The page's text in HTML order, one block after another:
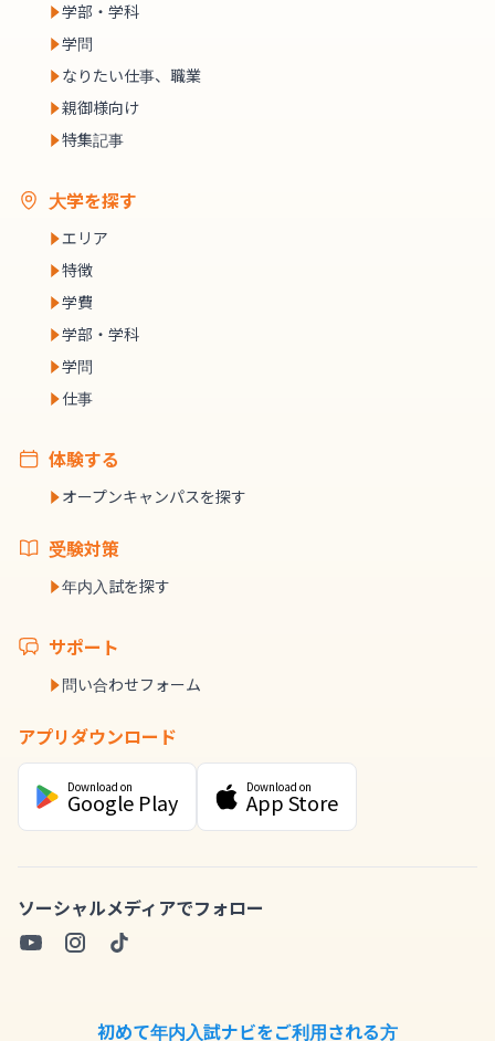
学部・学科
学問
なりたい仕事、職業
親御様向け
特集記事
大学を探す
エリア
特徴
学費
学部・学科
学問
仕事
体験する
オープンキャンパスを探す
受験対策
年内入試を探す
サポート
問い合わせフォーム
アプリダウンロード
Download on
Google Play
Download on
App Store
ソーシャルメディアでフォロー
初めて年内入試ナビをご利用される方